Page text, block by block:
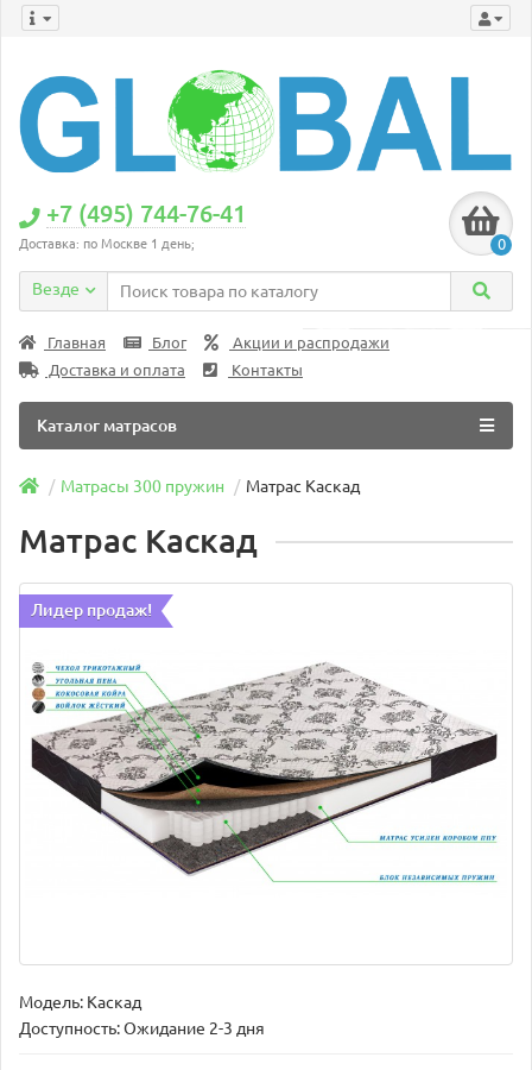
+7 (495) 744-76-41
Доставка: по Москве 1 день; 0
Везде
Главная Блог
Акции и распродажи
Доставка и оплата
Контакты
Каталог матрасов
Матрасы 300 пружин Матрас Каскад
Матрас Каскад
Лидер продаж!
Модель: Каскад
Доступность: Ожидание 2-3 дня